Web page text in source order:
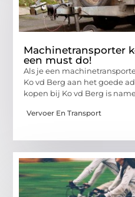
Machinetransporter
een must do!
Als je een
Ko vd Berg aan het goede
kopen bij Ko vd Berg is
Vervoer En Transport